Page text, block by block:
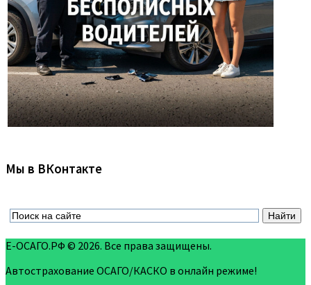
Мы в ВКонтакте
Е-ОСАГО.РФ © 2026. Все права защищены.
Автострахование ОСАГО/КАСКО в онлайн режиме!